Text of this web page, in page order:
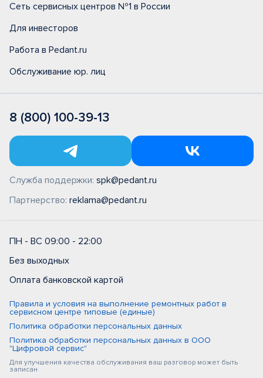
Сеть сервисных центров №1 в России
Для инвесторов
Работа в Pedant.ru
Обслуживание юр. лиц
8 (800) 100-39-13
Служба поддержки: spk@pedant.ru
Партнерство: reklama@pedant.ru
ПН - ВС 09:00 - 22:00
Без выходных
Оплата банковской картой
Правила и условия на выполнение ремонтных работ в
сервисном центре типовые (единые)
Политика обработки персональных данных
Политика обработки персональных данных в ООО
"Цифровой сервис"
Для улучшения качества обслуживания ваш разговор может быть
записан